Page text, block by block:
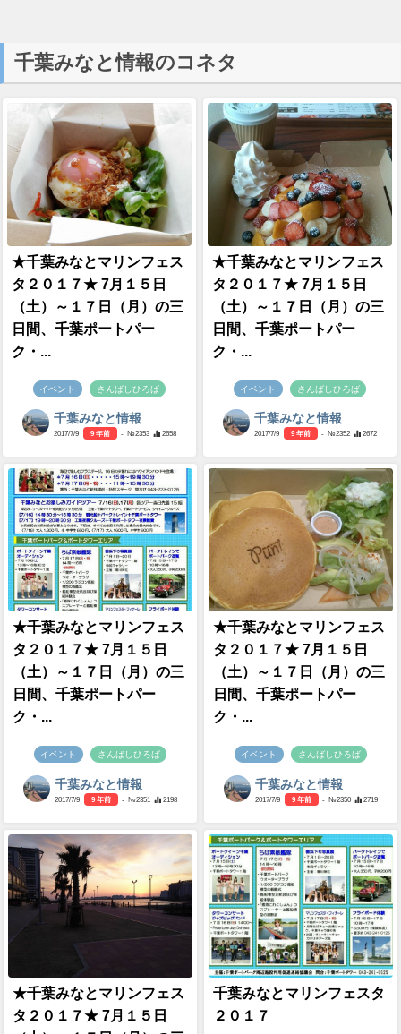
千葉みなと情報のコネタ
★千葉みなとマリンフェス
タ２０１７★ 7月１５日
（土）～１７日（月）の三
日間、千葉ポートパー
ク・...
イベント さんばしひろば
千葉みなと情報
2017/7/9 9 年前 - №2353 2658
★千葉みなとマリンフェス
タ２０１７★ 7月１５日
（土）～１７日（月）の三
日間、千葉ポートパー
ク・...
イベント さんばしひろば
千葉みなと情報
2017/7/9 9 年前 - №2352 2672
★千葉みなとマリンフェス
タ２０１７★ 7月１５日
（土）～１７日（月）の三
日間、千葉ポートパー
ク・...
イベント さんばしひろば
千葉みなと情報
2017/7/9 9 年前 - №2351 2198
★千葉みなとマリンフェス
タ２０１７★ 7月１５日
（土）～１７日（月）の三
日間、千葉ポートパー
ク・...
イベント さんばしひろば
千葉みなと情報
2017/7/9 9 年前 - №2350 2719
★千葉みなとマリンフェス
タ２０１７★ 7月１５日
千葉みなとマリンフェスタ
２０１７